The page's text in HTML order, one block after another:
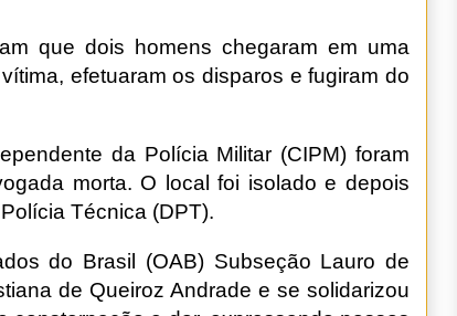
que dois homens chegaram em uma
efetuaram os disparos e fugiram do
da Polícia Militar (CIPM) foram
morta. O local foi isolado e depois
Técnica (DPT).
do Brasil (OAB) Subseção Lauro de
de Queiroz Andrade e se solidarizou